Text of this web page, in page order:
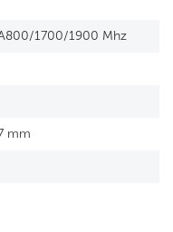
1700/1900 Mhz
mm